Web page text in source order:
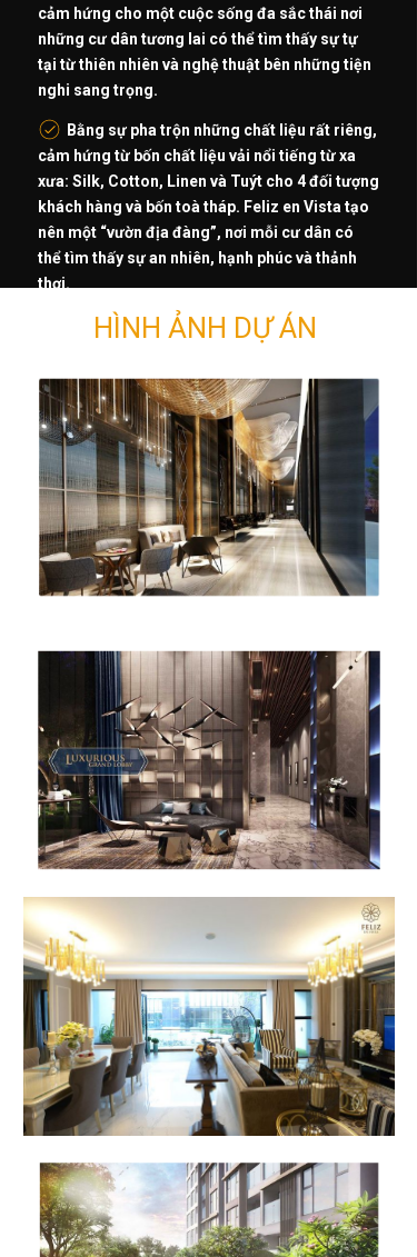
cảm hứng cho một cuộc sống đa sắc thái nơi
những cư dân tương lai có thể tìm thấy sự tự
tại từ thiên nhiên và nghệ thuật bên những tiện
nghi sang trọng.
Bằng sự pha trộn những chất liệu rất riêng,
cảm hứng từ bốn chất liệu vải nổi tiếng từ xa
xưa: Silk, Cotton, Linen và Tuýt cho 4 đối tượng
khách hàng và bốn toà tháp. Feliz en Vista tạo
nên một “vườn địa đàng”, nơi mỗi cư dân có
thể tìm thấy sự an nhiên, hạnh phúc và thảnh
thơi.
HÌNH ẢNH DỰ ÁN